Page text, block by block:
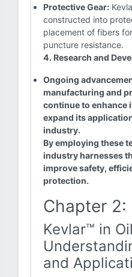
Protective Gear:
constructed into
placement of fibers
puncture resistance.
4. Research and
Ongoing
manufacturing and
continue to enhance
expand its
industry.
By employing these
industry harnesses
improve safety,
protection.
Chapter 2:
Kevlar™ in
and